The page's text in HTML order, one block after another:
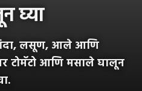
घ्या
लसूण, आले आणि
टोमॅटो आणि मसाले घालून